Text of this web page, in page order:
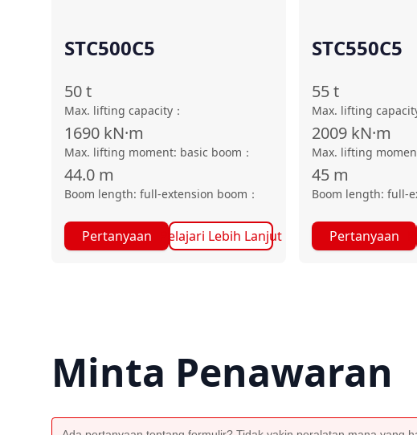
STC500C5
50t
Max. lifting capacity ：
1690 kN·m
Max. lifting moment: basic boom ：
44.0 m
Boom length: full-extension boom ：
Pertanyaan Pelajari Lebih Lanjut
STC550C5
55t
Max. lifting
2009 kN·m
Max. lifting
45 m
Boom length: full-
Pertanyaan
Minta Penawaran